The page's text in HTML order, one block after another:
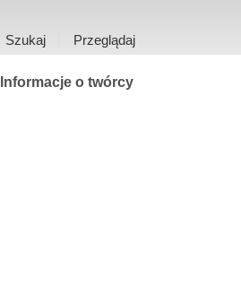
Szukaj Przeglądaj
Informacje o twórcy